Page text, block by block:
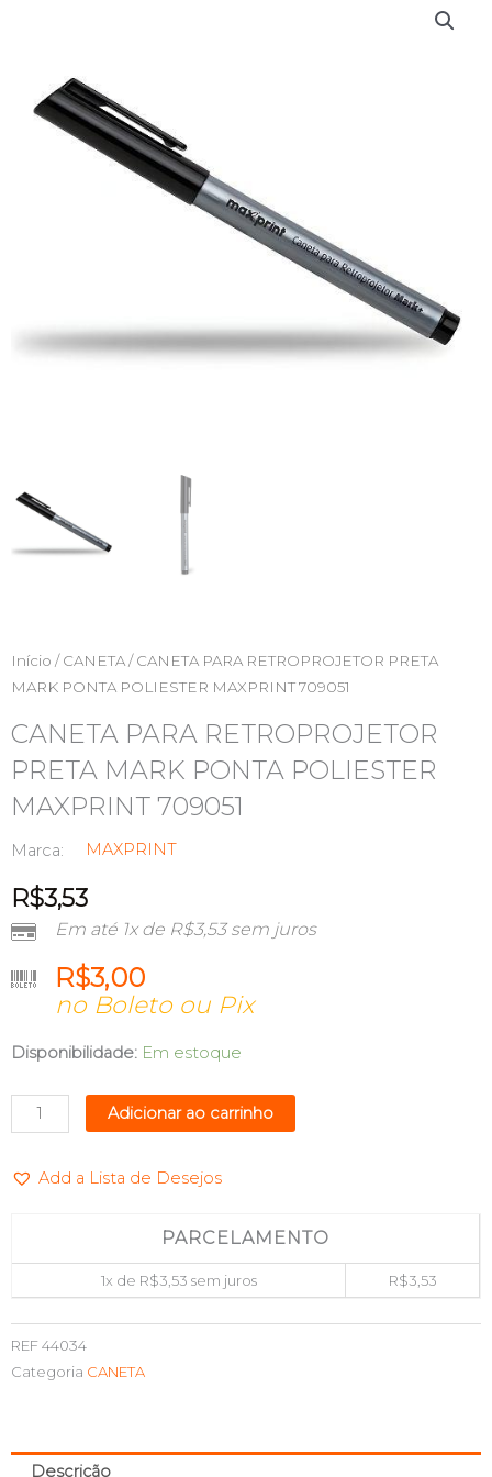
Início /CANETA/ CANETA PARA RETROPROJETOR PRETA
MARK PONTA POLIESTER MAXPRINT 709051
CANETA PARA RETROPROJETOR
PRETA MARK PONTA POLIESTER
MAXPRINT 709051
Marca: MAXPRINT
R$3,53
Em até 1x de R$3,53sem juros
R$3,00
no Boleto ou Pix
Disponibilidade: Em estoque
CANETA
RETROPROJETOR
PRETA
PONTA
709051
Adicionar ao carrinho
Add a Lista de Desejos
PARCELAMENTO
1x de R$3,53 sem juros R$3,53
REF44034
Categoria CANETA
Descrição